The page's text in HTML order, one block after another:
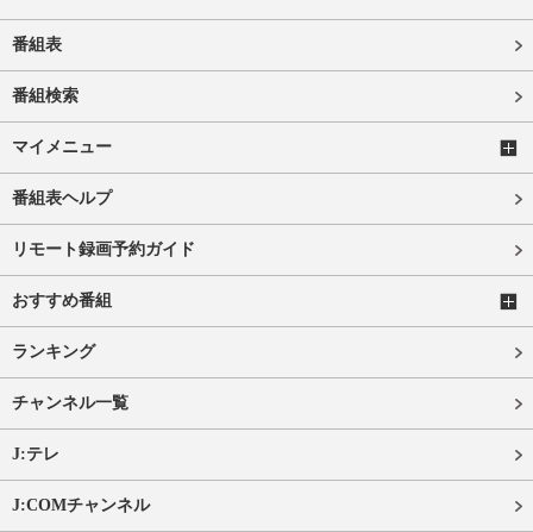
番組表
番組検索
マイメニュー
番組表ヘルプ
リモート録画予約ガイド
おすすめ番組
ランキング
チャンネル一覧
J:テレ
J:COMチャンネル